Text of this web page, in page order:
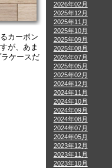
カーボン
が、あま
ケースだ
2026年02月
2025年12月
2025年11月
2025年10月
2025年09月
2025年08月
2025年07月
2025年05月
2025年02月
2024年12月
2024年11月
2024年10月
2024年09月
2024年08月
2024年07月
2024年05月
2023年12月
2023年11月
2023年10月